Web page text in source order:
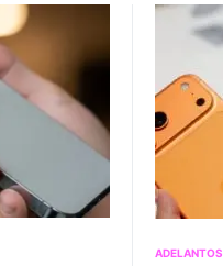
ADELANTOS